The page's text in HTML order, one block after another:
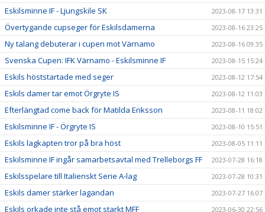
Eskilsminne IF - Ljungskile SK 2023-08-17 13:31
Övertygande cupseger för Eskilsdamerna 2023-08-16 23:25
Ny talang debuterar i cupen mot Värnamo 2023-08-16 09:35
Svenska Cupen: IFK Värnamo - Eskilsminne IF 2023-08-15 15:24
Eskils höststartade med seger 2023-08-12 17:54
Eskils damer tar emot Örgryte IS 2023-08-12 11:03
Efterlängtad come back för Matilda Eriksson 2023-08-11 18:02
Eskilsminne IF - Örgryte IS 2023-08-10 15:51
Eskils lagkapten tror på bra höst 2023-08-05 11:11
Eskilsminne IF ingår samarbetsavtal med Trelleborgs FF 2023-07-28 16:18
Eskilsspelare till Italienskt Serie A-lag 2023-07-28 10:31
Eskils damer stärker lagandan 2023-07-27 16:07
Eskils orkade inte stå emot starkt MFF 2023-06-30 22:56